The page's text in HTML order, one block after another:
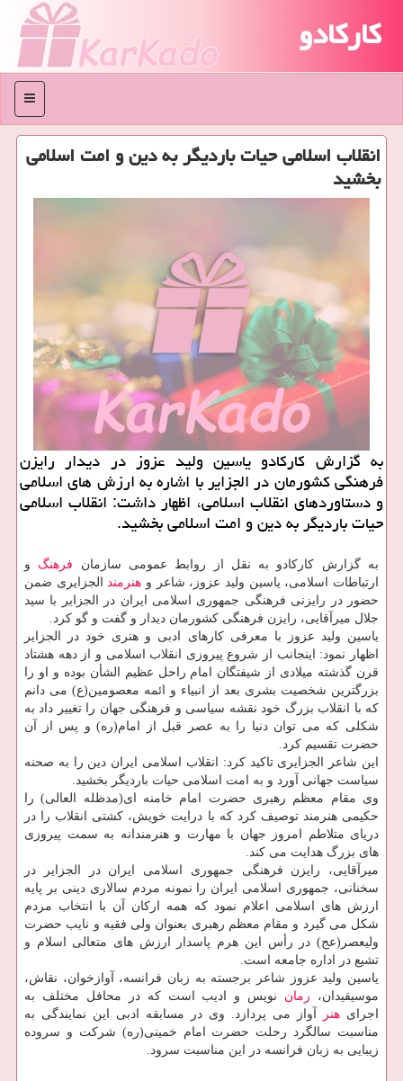
کارکادو
منو
انقلاب اسلامی حیات باردیگر به دین و امت اسلامی
بخشید
به گزارش کارکادو یاسین ولید عزوز در دیدار رایزن
فرهنگی کشورمان در الجزایر با اشاره به ارزش های اسلامی
و دستاوردهای انقلاب اسلامی، اظهار داشت: انقلاب اسلامی
حیات باردیگر به دین و امت اسلامی بخشید.
به گزارش کارکادو به نقل از روابط عمومی سازمان فرهنگ و
ارتباطات اسلامی، یاسین ولید عزوز، شاعر و هنرمند الجزایری ضمن
حضور در رایزنی فرهنگی جمهوری اسلامی ایران در الجزایر با سید
جلال میرآقایی، رایزن فرهنگی کشورمان دیدار و گفت و گو کرد.
یاسین ولید عزوز با معرفی کارهای ادبی و هنری خود در الجزایر
اظهار نمود: اینجانب از شروع پیروزی انقلاب اسلامی و از دهه هشتاد
قرن گذشته میلادی از شیفتگان امام راحل عظیم الشأن بوده و او را
بزرگترین شخصیت بشری بعد از انبیاء و ائمه معصومین(ع) می دانم
که با انقلاب بزرگ خود نقشه سیاسی و فرهنگی جهان را تغییر داد به
شکلی که می توان دنیا را به عصر قبل از امام(ره) و پس از آن
حضرت تقسیم کرد.
این شاعر الجزایری تاکید کرد: انقلاب اسلامی ایران دین را به صحنه
سیاست جهانی آورد و به امت اسلامی حیات باردیگر بخشید.
وی مقام معظم رهبری حضرت امام خامنه ای(مدظله العالی) را
حکیمی هنرمند توصیف کرد که با درایت خویش، کشتی انقلاب را در
دریای متلاطم امروز جهان با مهارت و هنرمندانه به سمت پیروزی
های بزرگ هدایت می کند.
میرآقایی، رایزن فرهنگی جمهوری اسلامی ایران در الجزایر در
سخنانی، جمهوری اسلامی ایران را نمونه مردم سالاری دینی بر پایه
ارزش های اسلامی اعلام نمود که همه ارکان آن با انتخاب مردم
شکل می گیرد و مقام معظم رهبری بعنوان ولی فقیه و نایب حضرت
ولیعصر(عج) در رأس این هرم پاسدار ارزش های متعالی اسلام و
تشیع در اداره جامعه است.
یاسین ولید عزوز شاعر برجسته به زبان فرانسه، آوازخوان، نقاش،
موسیقیدان، رمان نویس و ادیب است که در محافل مختلف به
اجرای هنر
آواز می پردازد. وی در مسابقه ادبی این نمایندگی به
مناسبت سالگرد رحلت حضرت امام خمینی(ره) شرکت و سروده
زیبایی به زبان فرانسه در این مناسبت سرود.